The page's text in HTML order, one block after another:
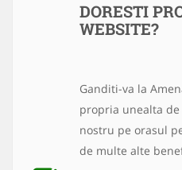
DORESTI
WEBSITE?
Ganditi-va la
propria unealta
nostru pe orasul
de multe alte